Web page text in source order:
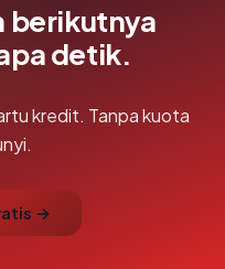
berikutnya
detik.
kredit. Tanpa kuota
→